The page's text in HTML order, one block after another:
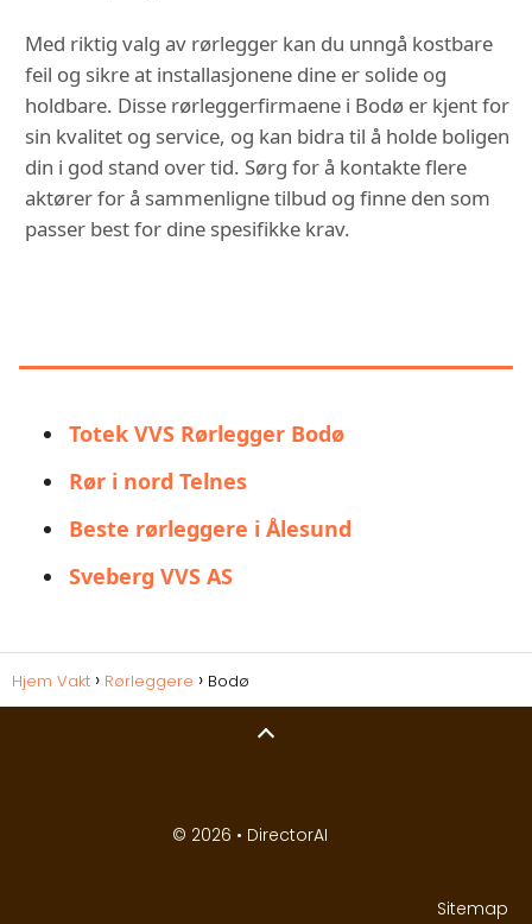
Med riktig valg av rørlegger kan du unngå kostbare
feil og sikre at installasjonene dine er solide og
holdbare. Disse rørleggerfirmaene i Bodø er kjent for
sin kvalitet og service, og kan bidra til å holde boligen
din i god stand over tid. Sørg for å kontakte flere
aktører for å sammenligne tilbud og finne den som
passer best for dine spesifikke krav.
Totek VVS Rørlegger Bodø
Rør i nord Telnes
Beste rørleggere i Ålesund
Sveberg VVS AS
Hjem Vakt Rørleggere Bodø
© 2026 • DirectorAI
Sitemap